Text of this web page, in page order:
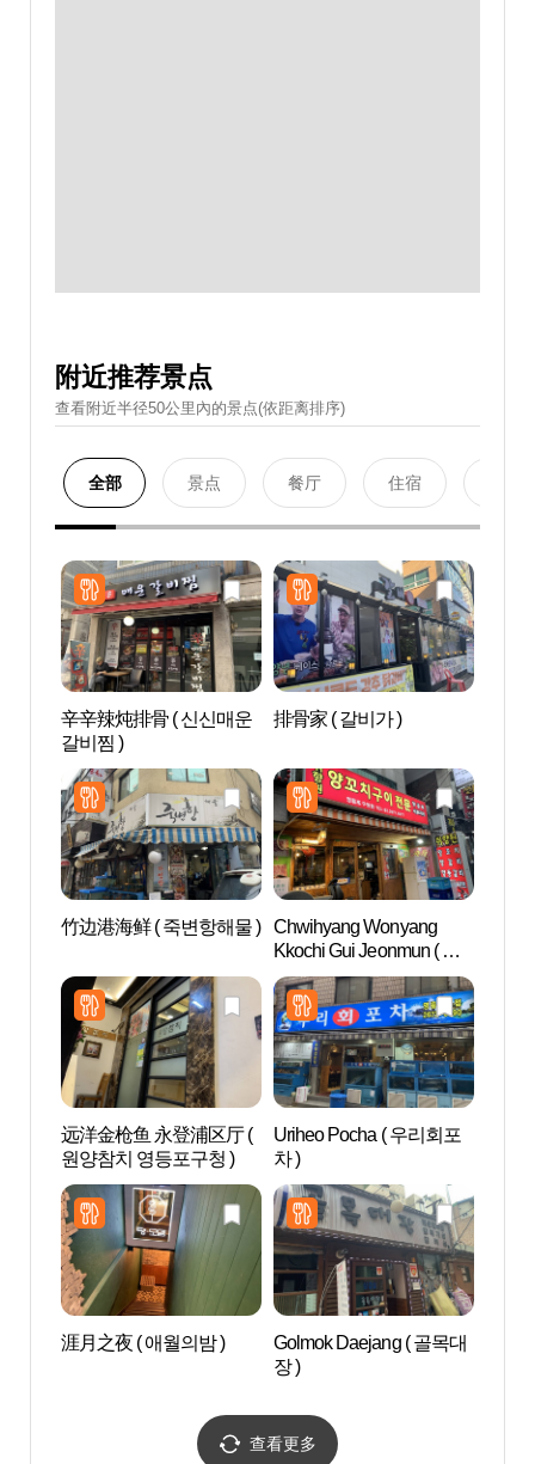
附近推荐景点
查看附近半径50公里內的景点(依距离排序)
全部 景点 餐厅 住宿
辛辛辣炖排骨 ( 신신매운
갈비찜 )
排骨家 ( 갈비가 )
竹边港海鲜 ( 죽변항해물 )
Chwihyang Wonyang
Kkochi Gui Jeonmun ( 취
향원양꼬치구이전문 )
远洋金枪鱼 永登浦区厅 (
원양참치 영등포구청 )
Uriheo Pocha ( 우리회포
차 )
涯月之夜 ( 애월의밤 )
Golmok Daejang ( 골목대
장 )
查看更多